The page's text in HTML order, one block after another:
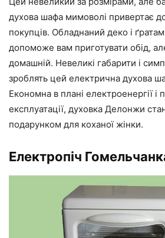
духова шафа мимоволі привертає
покупців. Обладнаний деко і
допоможе вам приготувати обід,
домашній. Невеликі габарити і
зроблять цей електрична духова
Економна в плані електроенергії і
експлуатації, духовка Делонжи
подарунком для коханої жінки.
Електропіч